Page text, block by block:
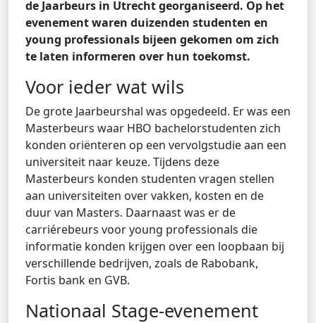
de Jaarbeurs in Utrecht georganiseerd. Op het
evenement waren duizenden studenten en
young professionals bijeen gekomen om zich
te laten informeren over hun toekomst.
Voor ieder wat wils
De grote Jaarbeurshal was opgedeeld. Er was een
Masterbeurs waar HBO bachelorstudenten zich
konden oriënteren op een vervolgstudie aan een
universiteit naar keuze. Tijdens deze
Masterbeurs konden studenten vragen stellen
aan universiteiten over vakken, kosten en de
duur van Masters. Daarnaast was er de
carriérebeurs voor young professionals die
informatie konden krijgen over een loopbaan bij
verschillende bedrijven, zoals de Rabobank,
Fortis bank en GVB.
Nationaal Stage-evenement